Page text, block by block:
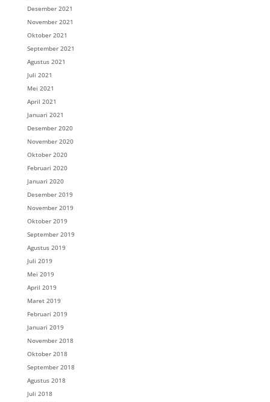
Desember 2021
November 2021
Oktober 2021
September 2021
Agustus 2021
Juli 2021
Mei 2021
April 2021
Januari 2021
Desember 2020
November 2020
Oktober 2020
Februari 2020
Januari 2020
Desember 2019
November 2019
Oktober 2019
September 2019
Agustus 2019
Juli 2019
Mei 2019
April 2019
Maret 2019
Februari 2019
Januari 2019
November 2018
Oktober 2018
September 2018
Agustus 2018
Juli 2018